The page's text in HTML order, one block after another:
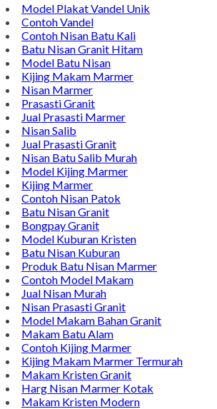
Model Plakat Vandel Unik
Contoh Vandel
Contoh Nisan Batu Kali
Batu Nisan Granit Hitam
Model Batu Nisan
Kijing Makam Marmer
Nisan Marmer
Prasasti Granit
Jual Prasasti Marmer
Nisan Salib
Jual Prasasti Granit
Nisan Batu Salib Murah
Model Kijing Marmer
Kijing Marmer
Contoh Nisan Patok
Batu Nisan Granit
Bongpay Granit
Model Kuburan Kristen
Batu Nisan Kuburan
Produk Batu Nisan Marmer
Contoh Model Makam
Jual Nisan Murah
Nisan Prasasti Granit
Model Makam Bahan Granit
Makam Batu Alam
Contoh Kijing Marmer
Kijing Makam Marmer Termurah
Makam Kristen Granit
Harg Nisan Marmer Kotak
Makam Kristen Modern